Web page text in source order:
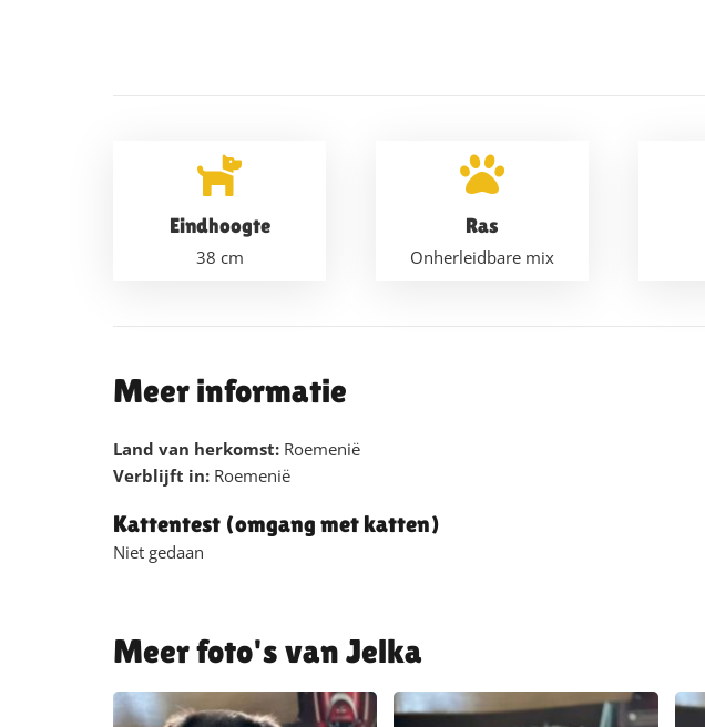
Eindhoogte
38 cm
Ras
Onherleidbare mix
Meer informatie
Land van herkomst: Roemenië
Verblijft in: Roemenië
Kattentest (omgang met katten)
Niet gedaan
Jelka